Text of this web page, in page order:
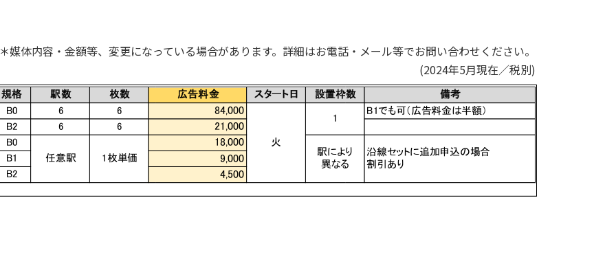
＊媒体内容・金額等、変更になっている場合があります。詳細はお電話・メール等でお問い合わせください。
(2024年5月現在／税別)